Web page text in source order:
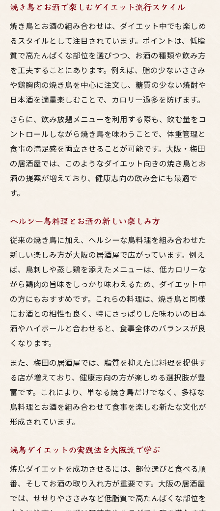
焼き鳥とお酒で楽しむダイエット流行スタイル
焼き鳥とお酒の組み合わせは、ダイエット中でも楽しめ
るスタイルとして注目されています。ポイントは、低脂
質で高たんぱくな部位を選びつつ、お酒の種類や飲み方
を工夫することにあります。例えば、脂の少ないささみ
や鶏胸肉の焼き鳥を中心に注文し、糖質の少ない焼酎や
日本酒を適量楽しむことで、カロリー過多を防げます。
さらに、飲み放題メニューを利用する際も、飲む量をコ
ントロールしながら焼き鳥を味わうことで、体重管理と
食事の満足感を両立させることが可能です。大阪・梅田
の居酒屋では、このようなダイエット向きの焼き鳥とお
酒の提案が増えており、健康志向の飲み会にも最適で
す。
ヘルシー鳥料理とお酒の新しい楽しみ方
従来の焼き鳥に加え、ヘルシーな鳥料理を組み合わせた
新しい楽しみ方が大阪の居酒屋で広がっています。例え
ば、鳥刺しや蒸し鶏を添えたメニューは、低カロリーな
がら鶏肉の旨味をしっかり味わえるため、ダイエット中
の方にもおすすめです。これらの料理は、焼き鳥と同様
にお酒との相性も良く、特にさっぱりした味わいの日本
酒やハイボールと合わせると、食事全体のバランスが良
くなります。
また、梅田の居酒屋では、脂質を抑えた鳥料理を提供す
る店が増えており、健康志向の方が楽しめる選択肢が豊
富です。これにより、単なる焼き鳥だけでなく、多様な
鳥料理とお酒を組み合わせて食事を楽しむ新たな文化が
形成されています。
焼鳥ダイエットの実践法を大阪流で学ぶ
焼鳥ダイエットを成功させるには、部位選びと食べる順
番、そしてお酒の取り入れ方が重要です。大阪の居酒屋
では、せせりやささみなど低脂質で高たんぱくな部位を